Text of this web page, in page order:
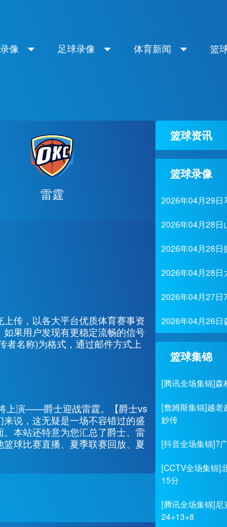
像 足球录像 体育新闻 篮
雷霆
传，以各大平台优质体育赛事资
果用户发现有更稳定流畅的信号
者名称)为格式，通过邮件方式上
上演——爵士迎战雷霆。【爵士vs
说，这无疑是一场不容错过的盛
本站还特意为您汇总了爵士、雷
球比赛直播、夏季联赛回放、夏
篮球资讯
篮球录像
2026年04月29日
2026年04月28日
2026年04月28日
2026年04月28日
2026年04月27日
2026年04月26日
篮球集锦
[腾讯全场集锦]森
[詹姆斯集锦]越
妙传
[抖音全场集锦]?
[CCTV全场集锦]
15分
[腾讯全场集锦]尼
24+13+8